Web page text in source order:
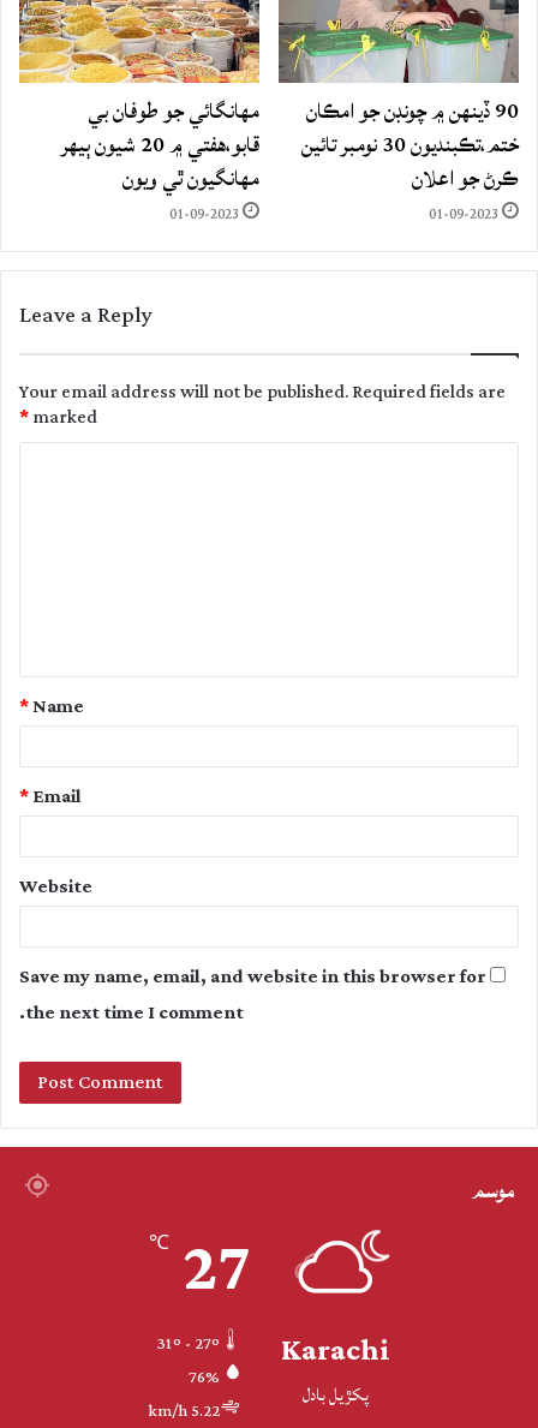
90 ڏينهن ۾ چونڊن جو امڪان
ختم،تڪبنديون 30 نومبر تائين
ڪرڻ جو اعلان
01-09-2023
مهانگائي جو طوفان بي
قابو،هفتي ۾ 20 شيون ٻيهر
مهانگيون ٿي ويون
01-09-2023
Leave a Reply
Your email address will not be published.Required fields are
marked
*
t
Name
*
Email
*
Website
Save my name, email, and website in this browser for
the next time I comment.
موسم
Karachi
پکڙيل بادل
27
℃
76%
5.22 km/h